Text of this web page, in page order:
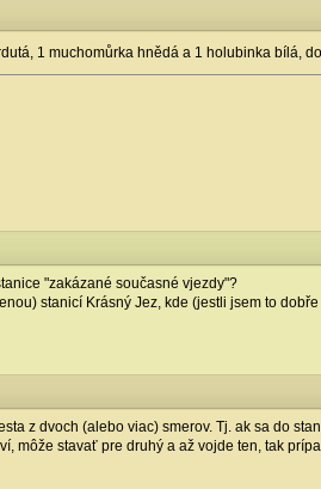
1 muchomůrka hnědá a 1 holubinka bílá,
"zakázané současné vjezdy"?
stanicí Krásný Jez, kde (jestli jsem to
z dvoch (alebo viac) smerov. Tj. ak sa do
môže stavať pre druhý a až vojde ten, tak